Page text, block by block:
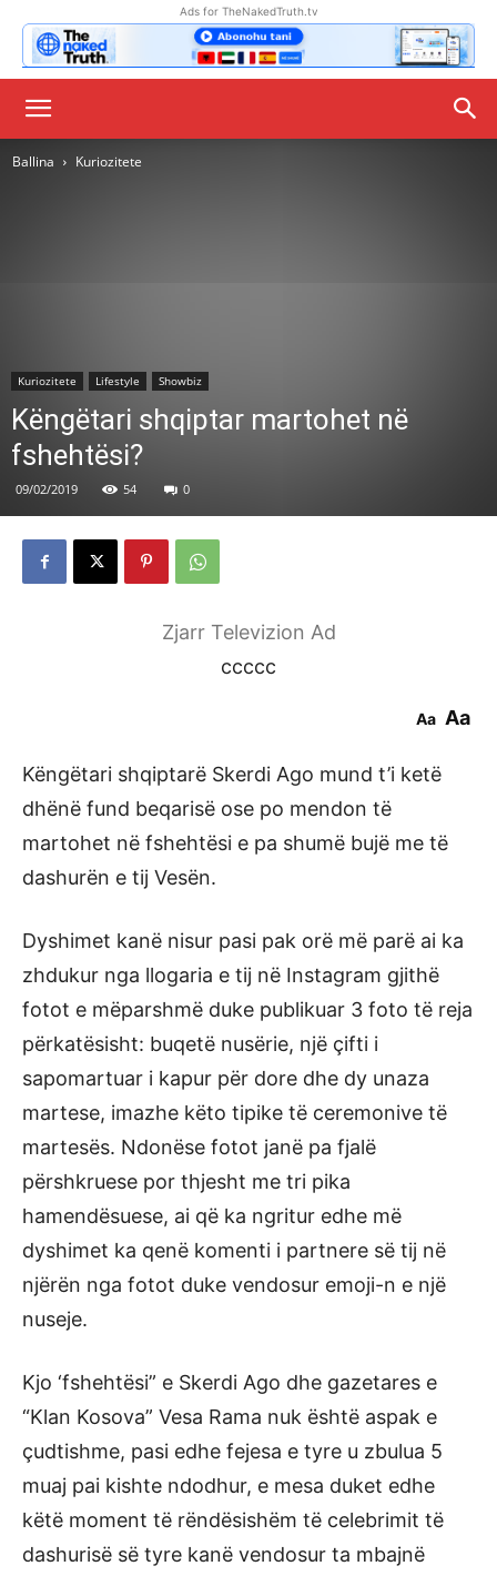
Ads for TheNakedTruth.tv
Ballina Kuriozitete
Kuriozitete Lifestyle Showbiz
Këngëtari shqiptar martohet në
fshehtësi?
09/02/2019 54 0
Zjarr Televizion Ad
ccccc
Aa Aa
Këngëtari shqiptarë Skerdi Ago mund t’i ketë
dhënë fund beqarisë ose po mendon të
martohet në fshehtësi e pa shumë bujë me të
dashurën e tij Vesën.
Dyshimet kanë nisur pasi pak orë më parë ai ka
zhdukur nga llogaria e tij në Instagram gjithë
fotot e mëparshmë duke publikuar 3 foto të reja
përkatësisht: buqetë nusërie, një çifti i
sapomartuar i kapur për dore dhe dy unaza
martese, imazhe këto tipike të ceremonive të
martesës. Ndonëse fotot janë pa fjalë
përshkruese por thjesht me tri pika
hamendësuese, ai që ka ngritur edhe më
dyshimet ka qenë komenti i partnere së tij në
njërën nga fotot duke vendosur emoji-n e një
nuseje.
Kjo ‘fshehtësi” e Skerdi Ago dhe gazetares e
“Klan Kosova” Vesa Rama nuk është aspak e
çudtishme, pasi edhe fejesa e tyre u zbulua 5
muaj pai kishte ndodhur, e mesa duket edhe
këtë moment të rëndësishëm të celebrimit të
dashurisë së tyre kanë vendosur ta mbajnë